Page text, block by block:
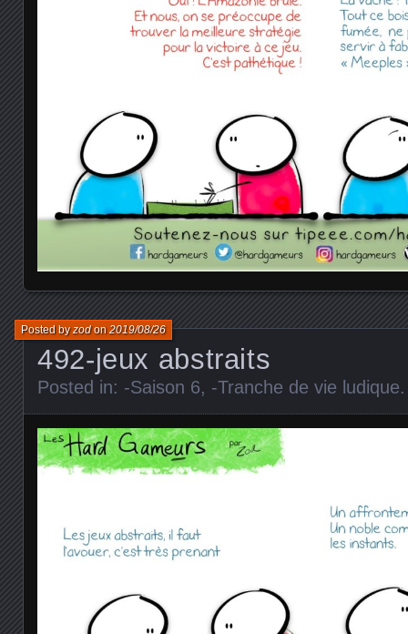
492-jeux abstraits
Posted byzodon2019/08/26
Posted in: -Saison 6, -Tranche de vie ludique